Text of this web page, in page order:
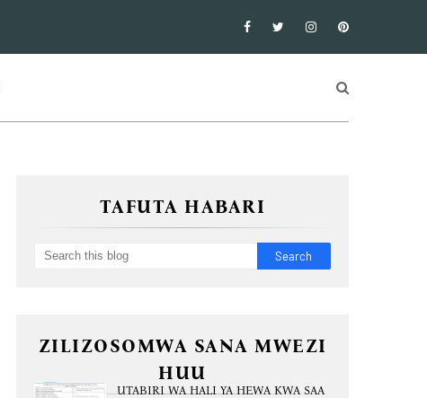
TAFUTA HABARI
ZILIZOSOMWA SANA MWEZI
HUU
UTABIRI WA HALI YA HEWA KWA SAA